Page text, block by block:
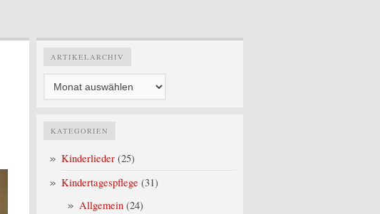
ARTIKELARCHIV
KATEGORIEN
Kinderlieder (25)
Kindertagespflege (31)
Allgemein (24)